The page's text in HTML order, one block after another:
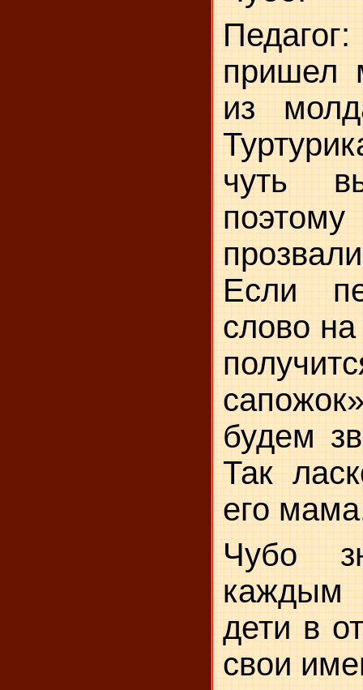
пришел
из
чуть
Если
слово
будем
Так
его
Чубо
каждым
дети в
свои